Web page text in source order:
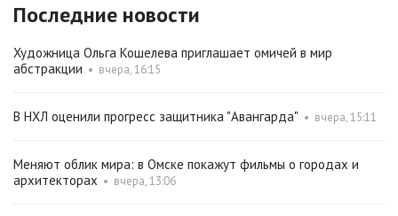
Последние новости
Художница Ольга Кошелева приглашает омичей в мир
абстракции • вчера, 16:15
В НХЛ оценили прогресс защитника "Авангарда" • вчера, 15:11
Меняют облик мира: в Омске покажут фильмы о городах и
архитекторах • вчера, 13:06